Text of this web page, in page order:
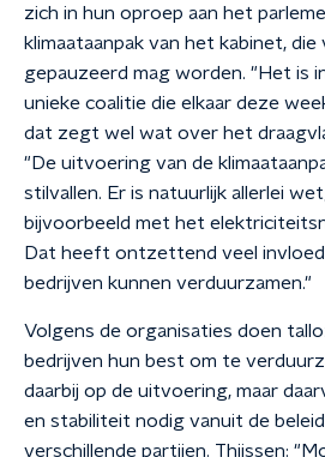
zich in hun oproep aan het
klimaataanpak van het kabinet,
gepauzeerd mag worden. "Het is
unieke coalitie die elkaar deze
dat zegt wel wat over het
"De uitvoering van de
stilvallen. Er is natuurlijk allerlei
bijvoorbeeld met het
Dat heeft ontzettend veel
bedrijven kunnen verduurzamen."
Volgens de organisaties doen
bedrijven hun best om te
daarbij op de uitvoering, maar
en stabiliteit nodig vanuit de
verschillende partijen. Thijssen: